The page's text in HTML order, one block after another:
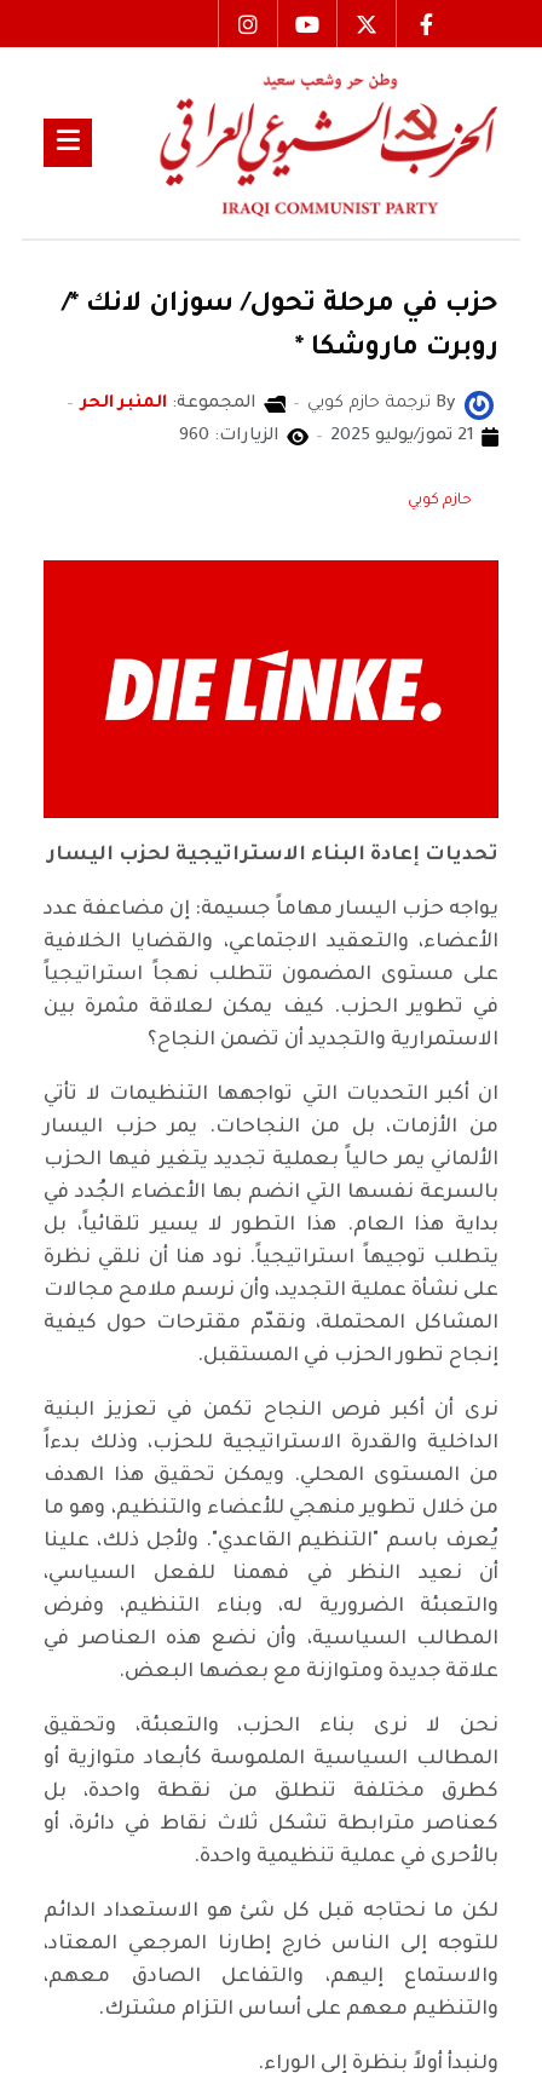
حزب في مرحلة تحول/ سوزان لانك */
روبرت ماروشكا *
By ترجمة حازم كويي المجموعة: المنبر الحر
21 تموز/يوليو 2025
الزيارات: 960
حازم كويي
تحديات إعادة البناء الاستراتيجية لحزب اليسار
يواجه حزب اليسار مهاماً جسيمة: إن مضاعفة عدد
الأعضاء، والتعقيد الاجتماعي، والقضايا الخلافية
على مستوى المضمون تتطلب نهجاً استراتيجياً
في تطوير الحزب. كيف يمكن لعلاقة مثمرة بين
الاستمرارية والتجديد أن تضمن النجاح؟
ان أكبر التحديات التي تواجهها التنظيمات لا تأتي
من الأزمات، بل من النجاحات. يمر حزب اليسار
الألماني يمر حالياً بعملية تجديد يتغير فيها الحزب
بالسرعة نفسها التي انضم بها الأعضاء الجُدد في
بداية هذا العام. هذا التطور لا يسير تلقائياً، بل
يتطلب توجيهاً استراتيجياً. نود هنا أن نلقي نظرة
على نشأة عملية التجديد، وأن نرسم ملامح مجالات
المشاكل المحتملة، ونقدّم مقترحات حول كيفية
إنجاح تطور الحزب في المستقبل.
نرى أن أكبر فرص النجاح تكمن في تعزيز البنية
الداخلية والقدرة الاستراتيجية للحزب، وذلك بدءاً
من المستوى المحلي. ويمكن تحقيق هذا الهدف
من خلال تطوير منهجي للأعضاء والتنظيم، وهو ما
يُعرف باسم "التنظيم القاعدي". ولأجل ذلك، علينا
أن نعيد النظر في فهمنا للفعل السياسي،
والتعبئة الضرورية له، وبناء التنظيم، وفرض
المطالب السياسية، وأن نضع هذه العناصر في
علاقة جديدة ومتوازنة مع بعضها البعض.
نحن لا نرى بناء الحزب، والتعبئة، وتحقيق
المطالب السياسية الملموسة كأبعاد متوازية أو
كطرق مختلفة تنطلق من نقطة واحدة، بل
كعناصر مترابطة تشكل ثلاث نقاط في دائرة، أو
بالأحرى في عملية تنظيمية واحدة.
لكن ما نحتاجه قبل كل شئ هو الاستعداد الدائم
للتوجه إلى الناس خارج إطارنا المرجعي المعتاد،
والاستماع إليهم، والتفاعل الصادق معهم،
والتنظيم معهم على أساس التزام مشترك.
ولنبدأ أولاً بنظرة إلى الوراء.